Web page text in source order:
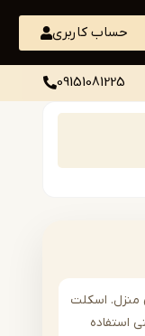
حساب کاربری
09151081225
منزل. اسکلت
استفاده